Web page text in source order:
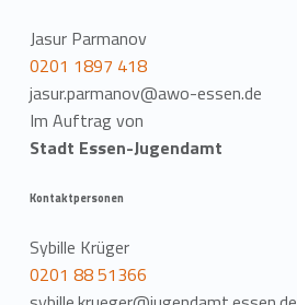
Jasur Parmanov
0201 1897 418
jasur.parmanov@awo-essen.de
Im Auftrag von
Stadt Essen-Jugendamt
Kontaktpersonen
Sybille Krüger
0201 88 51366